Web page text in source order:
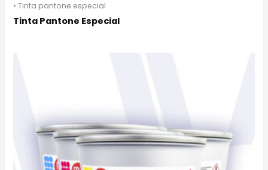
• Tinta pantone especial
Tinta Pantone Especial